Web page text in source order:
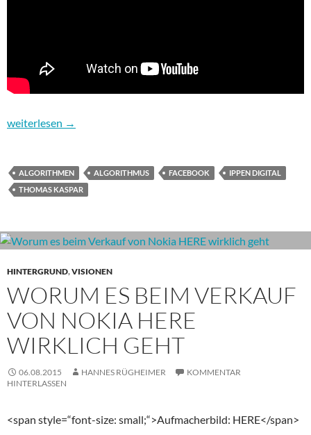
Neuer Facebook-Algorithmus – mehr Chance als Risiko?
weiterlesen →
ALGORITHMEN ALGORITHMUS FACEBOOK
IPPEN DIGITAL
THOMAS KASPAR
HINTERGRUND,VISIONEN
WORUM ES BEIM VERKAUF
VON NOKIA HERE
WIRKLICH GEHT
06.08.2015 HANNES RÜGHEIMER
KOMMENTAR
HINTERLASSEN
<span style=“font-size: small;“>Aufmacherbild: HERE</span>